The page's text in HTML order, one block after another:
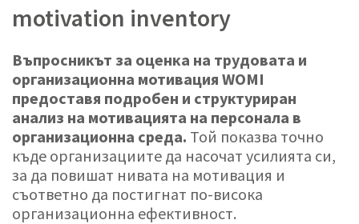
снимки
motivation inventory
Въпросникът за оценка на трудовата и
организационна мотивация WOMI
предоставя подробен и структуриран
анализ на мотивацията на персонала в
организационна среда. Той показва точно
къде организациите да насочат усилията си,
за да повишат нивата на мотивация и
съответно да постигнат по-висока
организационна ефективност.